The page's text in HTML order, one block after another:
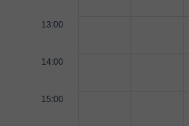
13:00
14:00
15:00